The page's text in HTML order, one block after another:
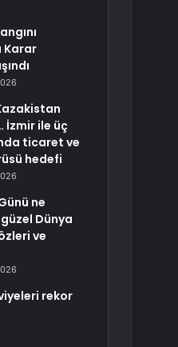
Karar
İzmir ile üç
ticaret ve
hedefi
ne
Dünya
ve
rekor